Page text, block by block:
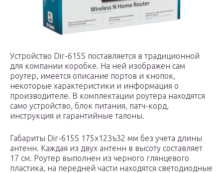
Устройство Dir-615S поставляется в традиционной
для компании коробке. На ней изображен сам
роутер, имеется описание портов и кнопок,
некоторые характеристики и информация о
производителе. В комплектации роутера находятся
само устройство, блок питания, патч-корд,
инструкция и гарантийные талоны.
Габариты Dir-615S 175х123ъ32 мм без учета длины
антенн. Каждая из двух антенн в высоту составляет
17 см. Роутер выполнен из черного глянцевого
пластика, на передней части находятся светодиодные